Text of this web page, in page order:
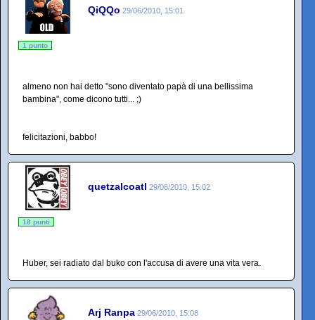
QiQQo 29/06/2010, 15:01
1 punto
almeno non hai detto "sono diventato papà di una bellissima
bambina", come dicono tutti... ;)
felicitazioni, babbo!
quetzalcoatl 29/06/2010, 15:02
18 punti
Huber, sei radiato dal buko con l'accusa di avere una vita vera.
Arj Ranpa 29/06/2010, 15:08